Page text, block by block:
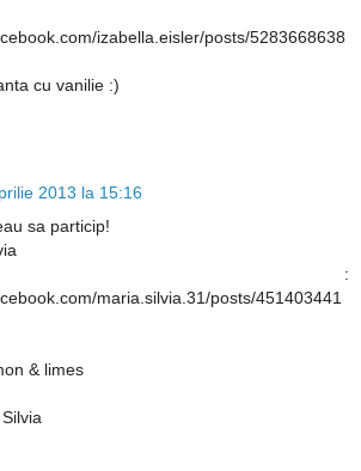
izabella.eisler/posts/5283668638
cu vanilie :)
2013 la 15:16
sa particip!
:
maria.silvia.31/posts/451403441
& limes